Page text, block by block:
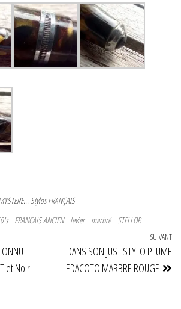
Stylos FRANÇAIS
FRANCAIS ANCIEN levier marbré STELLOR
et Noir
SUIVANT
DANS SON JUS : STYLO PLUME
EDACOTO MARBRE ROUGE